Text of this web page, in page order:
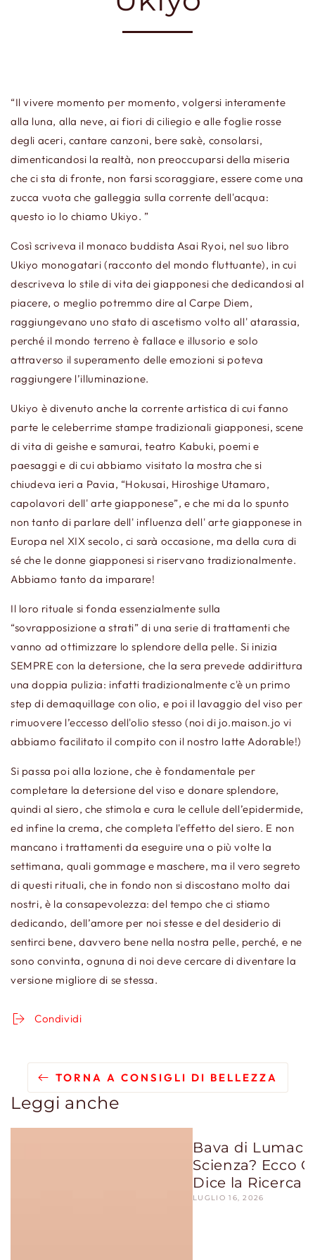
“Il vivere momento per momento, volgersi interamente
alla luna, alla neve, ai fiori di ciliegio e alle foglie rosse
degli aceri, cantare canzoni, bere sakè, consolarsi,
dimenticandosi la realtà, non preoccuparsi della miseria
che ci sta di fronte, non farsi scoraggiare, essere come una
zucca vuota che galleggia sulla corrente dell'acqua:
questo io lo chiamo Ukiyo. ”
Così scriveva il monaco buddista Asai Ryoi, nel suo libro
Ukiyo monogatari (racconto del mondo fluttuante), in cui
descriveva lo stile di vita dei giapponesi che dedicandosi al
piacere, o meglio potremmo dire al Carpe Diem,
raggiungevano uno stato di ascetismo volto all' atarassia,
perché il mondo terreno è fallace e illusorio e solo
attraverso il superamento delle emozioni si poteva
raggiungere l’illuminazione.
Ukiyo è divenuto anche la corrente artistica di cui fanno
parte le celeberrime stampe tradizionali giapponesi, scene
di vita di geishe e samurai, teatro Kabuki, poemi e
paesaggi e di cui abbiamo visitato la mostra che si
chiudeva ieri a Pavia, “Hokusai, Hiroshige Utamaro,
capolavori dell' arte giapponese”, e che mi da lo spunto
non tanto di parlare dell' influenza dell' arte giapponese in
Europa nel XIX secolo, ci sarà occasione, ma della cura di
sé che le donne giapponesi si riservano tradizionalmente.
Abbiamo tanto da imparare!
Il loro rituale si fonda essenzialmente sulla
“sovrapposizione a strati” di una serie di trattamenti che
vanno ad ottimizzare lo splendore della pelle. Si inizia
SEMPRE con la detersione, che la sera prevede addirittura
una doppia pulizia: infatti tradizionalmente c'è un primo
step di demaquillage con olio, e poi il lavaggio del viso per
rimuovere l’eccesso dell'olio stesso (noi di jo.maison.jo vi
abbiamo facilitato il compito con il nostro latte Adorable!)
Si passa poi alla lozione, che è fondamentale per
completare la detersione del viso e donare splendore,
quindi al siero, che stimola e cura le cellule dell’epidermide,
ed infine la crema, che completa l'effetto del siero. E non
mancano i trattamenti da eseguire una o più volte la
settimana, quali gommage e maschere, ma il vero segreto
di questi rituali, che in fondo non si discostano molto dai
nostri, è la consapevolezza: del tempo che ci stiamo
dedicando, dell’amore per noi stesse e del desiderio di
sentirci bene, davvero bene nella nostra pelle, perché, e ne
sono convinta, ognuna di noi deve cercare di diventare la
versione migliore di se stessa.
Condividi
TORNA A CONSIGLI DI BELLEZZA
Leggi anche
Bava di
Scienza? Ecco
Dice la Ricerca
LUGLIO 16, 2026